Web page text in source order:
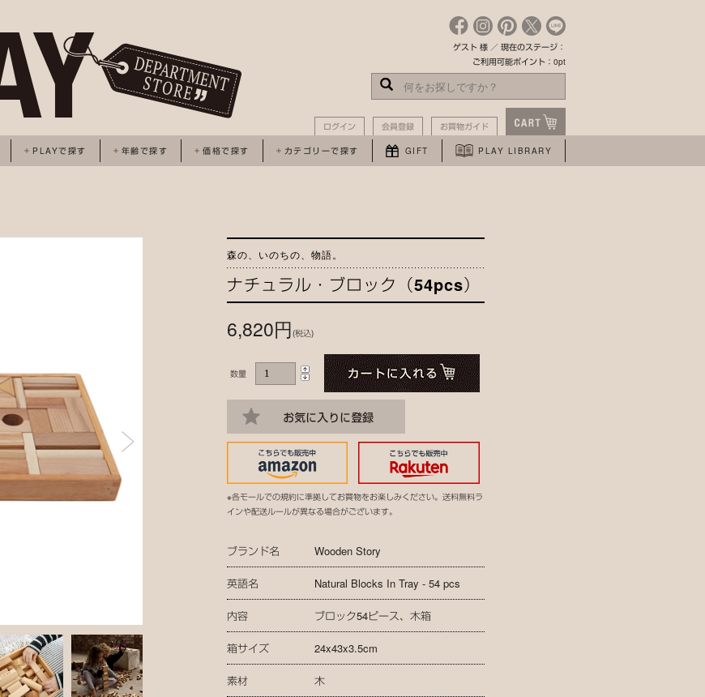
ゲスト 様 ／ 現在のステージ：
ご利用可能ポイント：0pt
ログイン 会員登録 お買物ガイド
PLAYで探す 年齢で探す 価格で探す カテゴリーで探す GIFT PLAY LIBRARY
※各モールでの規約に準拠してお買物をお楽しみください。送料無料ラ
インや配送ルールが異なる場合がございます。
ブランド名 Wooden Story
英語名 Natural Blocks In Tray - 54 pcs
内容 ブロック54ピース、木箱
箱サイズ 24x43x3.5cm
素材 木
森の、いのちの、物語。
ナチュラル・ブロック（54pcs）
6,820円(税込)
数量